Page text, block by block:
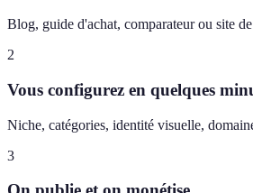
Blog, guide d'achat, comparateur ou site
2
Vous configurez en quelques
Niche, catégories, identité visuelle,
3